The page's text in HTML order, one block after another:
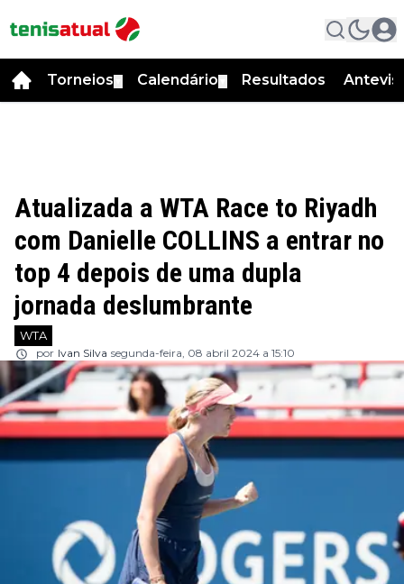
Torneios Calendário Resultados
Atualizada a WTA Race to Riyadh
com Danielle COLLINS a entrar no
top 4 depois de uma dupla
jornada deslumbrante
WTA
por Ivan Silva segunda-feira, 08 abril 2024 a 15:10